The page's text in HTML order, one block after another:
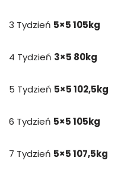
3 Tydzień 5×5 105kg
4 Tydzień 3×5 80kg
5 Tydzień 5×5 102,5kg
6 Tydzień 5×5 105kg
7 Tydzień 5×5 107,5kg